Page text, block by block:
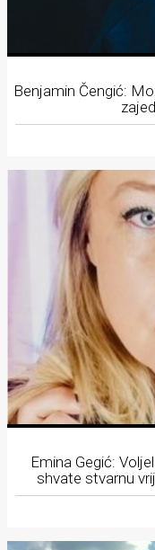
Benjamin Čengić:
Emina Gegić:
shvate stvarnu